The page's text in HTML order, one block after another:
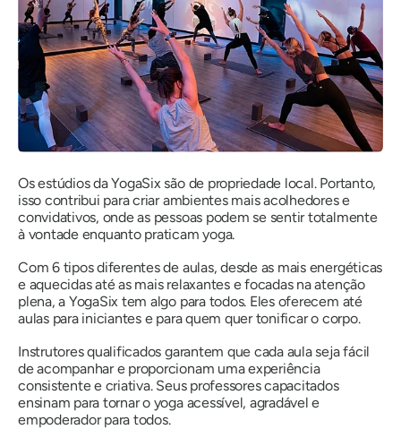
Os estúdios da YogaSix são de propriedade local. Portanto,
isso contribui para criar ambientes mais acolhedores e
convidativos, onde as pessoas podem se sentir totalmente
à vontade enquanto praticam yoga.
Com 6 tipos diferentes de aulas, desde as mais energéticas
e aquecidas até as mais relaxantes e focadas na atenção
plena, a YogaSix tem algo para todos. Eles oferecem até
aulas para iniciantes e para quem quer tonificar o corpo.
Instrutores qualificados garantem que cada aula seja fácil
de acompanhar e proporcionam uma experiência
consistente e criativa. Seus professores capacitados
ensinam para tornar o yoga acessível, agradável e
empoderador para todos.